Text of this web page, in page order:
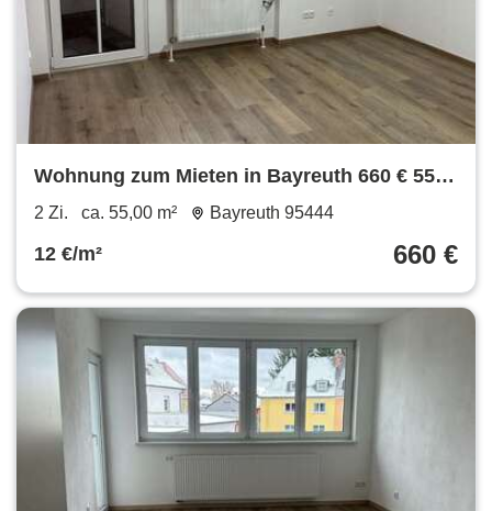
Wohnung zum Mieten in Bayreuth 660 € 55
m²
2 Zi. ca. 55,00 m² Bayreuth 95444
12 €/m² 660 €